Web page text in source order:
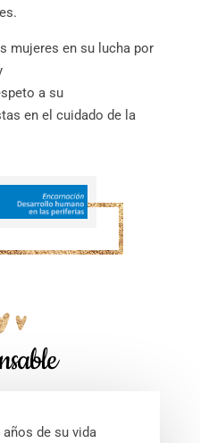
mujeres en su lucha por
a su
en el cuidado de la
de su vida